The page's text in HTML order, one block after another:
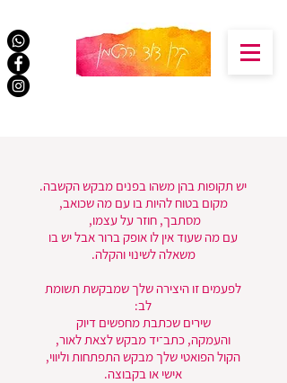
יש תקופות בהן משהו בפנים מבקש הקשבה.
מקום בטוח להיות בו עם מה שכואב,
מסתבך,​חוזר על עצמו,
עם מה שעוד אין לו אופק ברור אבל יש בו
משאלה לשינוי והקלה.
לפעמים זו היצירה שלך שמבקשת תשומת
לב:
שירים שכתבת מחפשים דיוק
והעמקה, כתב־יד מבקש לצאת לאור,
הקול הפואטי שלך מבקש התפתחות וליווי,
אישי או בקבוצה.